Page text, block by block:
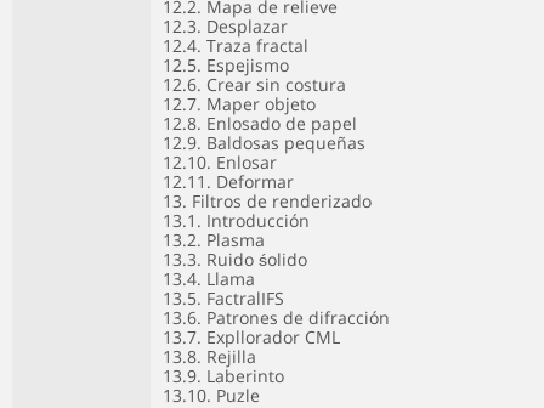
12.2. Mapa de relieve
12.3. Desplazar
12.4. Traza fractal
12.5. Espejismo
12.6. Crear sin costura
12.7. Maper objeto
12.8. Enlosado de papel
12.9. Baldosas pequeñas
12.10. Enlosar
12.11. Deformar
13. Filtros de renderizado
13.1. Introducción
13.2. Plasma
13.3. Ruido śolido
13.4. Llama
13.5. FactralIFS
13.6. Patrones de difracción
13.7. Expllorador CML
13.8. Rejilla
13.9. Laberinto
13.10. Puzle